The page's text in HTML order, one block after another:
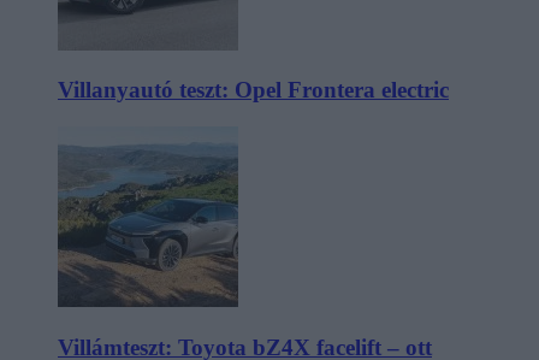
Villanyautó teszt: Opel Frontera electric
Villámteszt: Toyota bZ4X facelift – ott